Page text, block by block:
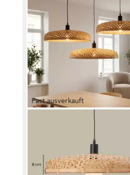
Fast ausverkauft
MARRAKESCH ORIENT &
Pendelleuchte Boho
Paloma handgefertigt aus
Natur 50 cm modern,
13,26 € UVP18,00 €